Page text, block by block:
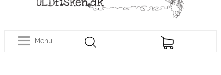
Menu